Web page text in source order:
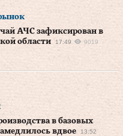
АЧС зафиксирован в
области
17:49 9019
в базовых
вдвое
13:52